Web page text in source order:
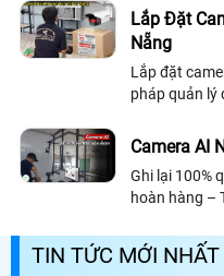
tại địa bàn
đặt nhanh
Lắp Đặt
Nẵng
Lắp đặt
pháp quản lý
muốn kiểm
Camera AI
Ghi lại 100%
hoàn hàng –
TIN TỨC MỚI NHẤT